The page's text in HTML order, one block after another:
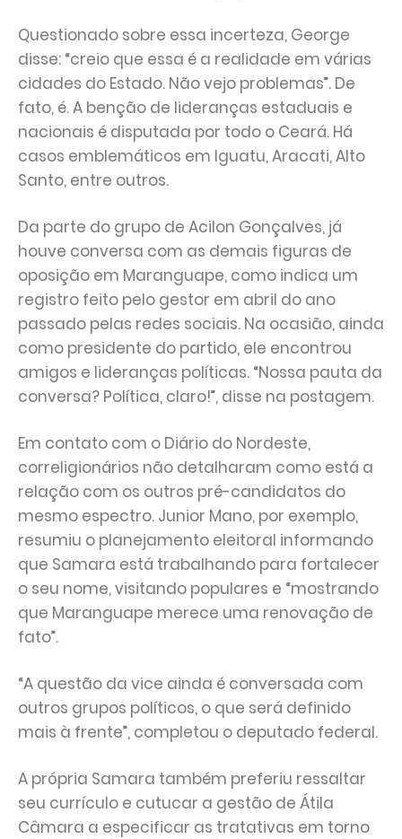
Questionado sobre essa incerteza, George
disse: “creio que essa é a realidade em várias
cidades do Estado. Não vejo problemas”. De
fato, é. A benção de lideranças estaduais e
nacionais é disputada por todo o Ceará. Há
casos emblemáticos em Iguatu, Aracati, Alto
Santo, entre outros.
Da parte do grupo de Acilon Gonçalves, já
houve conversa com as demais figuras de
oposição em Maranguape, como indica um
registro feito pelo gestor em abril do ano
passado pelas redes sociais. Na ocasião, ainda
como presidente do partido, ele encontrou
amigos e lideranças políticas. “Nossa pauta da
conversa? Política, claro!”, disse na postagem.
Em contato com o Diário do Nordeste,
correligionários não detalharam como está a
relação com os outros pré-candidatos do
mesmo espectro. Junior Mano, por exemplo,
resumiu o planejamento eleitoral informando
que Samara está trabalhando para fortalecer
o seu nome, visitando populares e “mostrando
que Maranguape merece uma renovação de
fato”.
“A questão da vice ainda é conversada com
outros grupos políticos, o que será definido
mais à frente”, completou o deputado federal.
A própria Samara também preferiu ressaltar
seu currículo e cutucar a gestão de Átila
Câmara a especificar as tratativas em torno